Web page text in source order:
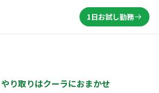
1日お試し勤務
り取りはクーラにおまかせ